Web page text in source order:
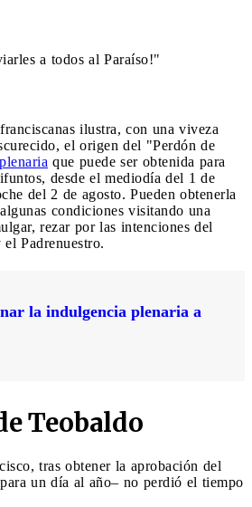
a todos al Paraíso!"
ilustra, con una viveza
el origen del "Perdón de
que puede ser obtenida para
desde el mediodía del 1 de
del 2 de agosto. Pueden obtenerla
condiciones visitando una
rezar por las intenciones del
Padrenuestro.
la indulgencia plenaria a
Teobaldo
tras obtener la aprobación del
un día al año– no perdió el tiempo